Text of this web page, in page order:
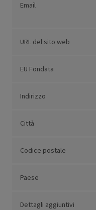
Email
URL del sito web
EU Fondata
Indirizzo
Città
Codice postale
Paese
Dettagli aggiuntivi